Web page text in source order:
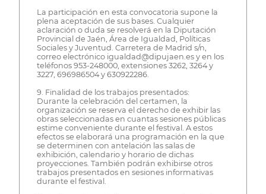
La participación en esta convocatoria supone la
plena aceptación de sus bases. Cualquier
aclaración o duda se resolverá en la Diputación
Provincial de Jaén, Área de Igualdad, Políticas
Sociales y Juventud. Carretera de Madrid s/n,
correo electrónico igualdad@dipujaen.es y en los
teléfonos 953-248000, extensiones 3262, 3264 y
3227, 696986504 y 630922286.
9. Finalidad de los trabajos presentados:
Durante la celebración del certamen, la
organización se reserva el derecho de exhibir las
obras seleccionadas en cuantas sesiones públicas
estime conveniente durante el festival. A estos
efectos se elaborará una programación en la que
se determinen con antelación las salas de
exhibición, calendario y horario de dichas
proyecciones. También podrán exhibirse otros
trabajos presentados en sesiones informativas
durante el festival.